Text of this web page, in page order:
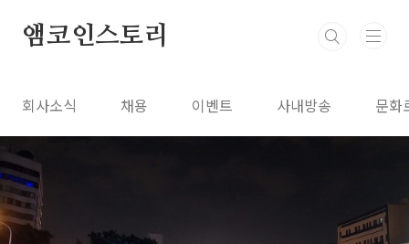
앰코인스토리
회사소식 채용 이벤트 사내방송 문화